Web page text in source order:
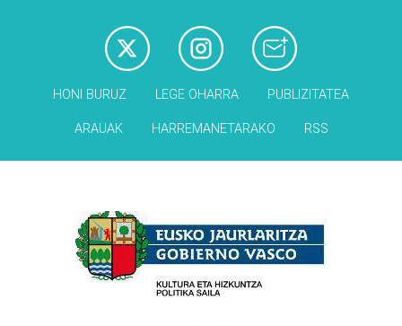
HONI BURUZ LEGE OHARRA PUBLIZITATEA
ARAUAK HARREMANETARAKO RSS